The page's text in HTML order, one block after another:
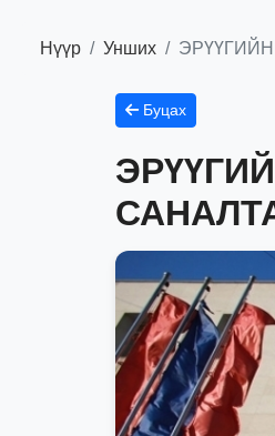
Нүүр Унших
Буцах